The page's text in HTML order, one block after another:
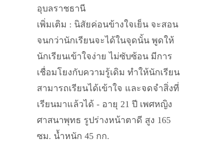
อุบลราชธานี
เพิ่มเติม : นิสัยค่อนข้างใจเย็น จะสอน
จนกว่านักเรียนจะได้ในจุดนั้น พูดให้
นักเรียนเข้าใจง่าย ไม่ซับซ้อน มีการ
เชื่อมโยงกับความรู้เดิม ทำให้นักเรียน
สามารถเรียนได้เข้าใจ และจดจำสิ่งที่
เรียนมาแล้วได้ - อายุ 21 ปี เพศหญิง
ศาสนาพุทธ รูปร่างหน้าตาดี สูง 165
ซม. น้ำหนัก 45 กก.